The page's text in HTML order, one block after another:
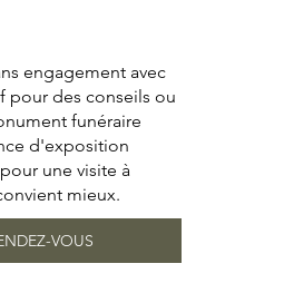
engagement avec
pour des conseils ou
funéraire
d'exposition
une visite à
mieux.
VOUS